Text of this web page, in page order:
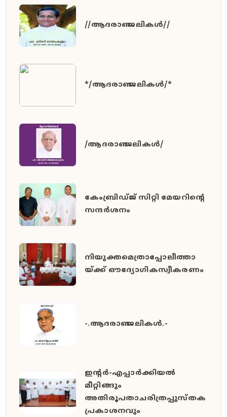
//ആദരാഞ്ജലികൾ//
*/ആദരാഞ്ജലികൾ/*
/ആദരാഞ്ജലികൾ/
കേംബ്രിഡ്ജ് സിറ്റി മേയറിൻ്റെ
സന്ദർശനം
നിയുക്തമെത്രാപ്പോലീത്താ
യ്ക്ക് ഔദ്യോഗികസ്വീകരണം
-.ആദരാഞ്ജലികൾ.-
ഇൻ്റർ-എപ്പാർക്കിയൽ
മീറ്റിങ്ങും
അതിരൂപതാചരിത്രപ്പുസ്തക
പ്രകാശനവും